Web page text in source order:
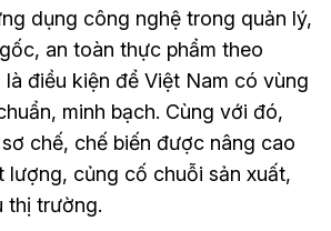
dụng công nghệ trong quản lý,
an toàn thực phẩm theo
điều kiện để Việt Nam có vùng
minh bạch. Cùng với đó,
chế, chế biến được nâng cao
lượng, củng cố chuỗi sản xuất,
thị trường.